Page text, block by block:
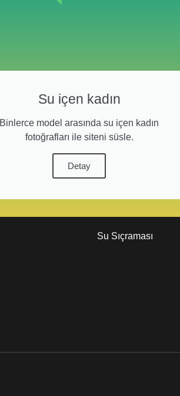
Su içen kadın
Binlerce model arasında su içen kadın
fotoğrafları ile siteni süsle.
Detay
Su Sıçraması